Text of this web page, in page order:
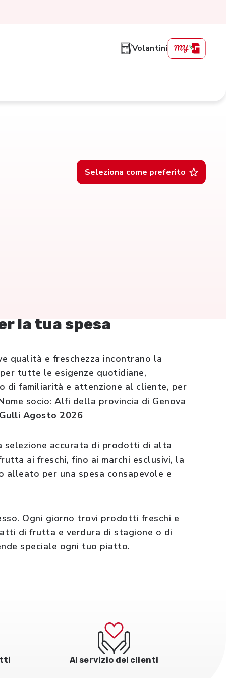
Volantini
Seleziona come preferito
la tua spesa
qualità e freschezza incontrano la
tutte le esigenze quotidiane,
di familiarità e attenzione al cliente, per
socio: Alfi della provincia di Genova
Gulli Agosto 2026
selezione accurata di prodotti di alta
ai freschi, fino ai marchi esclusivi, la
per una spesa consapevole e
Ogni giorno trovi prodotti freschi e
di frutta e verdura di stagione o di
speciale ogni tuo piatto.
Al servizio dei clienti